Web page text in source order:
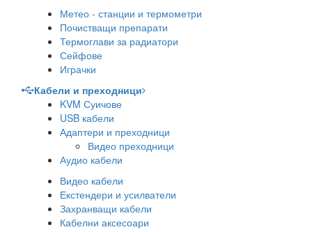
Метео - станции и термометри
Почистващи препарати
Термоглави за радиатори
Сейфове
Играчки
Кабели и преходници
KVM Суичове
USB кабели
Адаптери и преходници
Видео преходници
Аудио кабели
Видео кабели
Екстендери и усилватели
Захранващи кабели
Кабелни аксесоари